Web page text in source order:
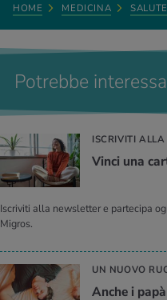
HOME MEDICINA
Potrebbe
ISCRIVITI
Vinci una
Iscriviti alla newsletter e partecipa
Migros.
UN NUOVO
Anche i